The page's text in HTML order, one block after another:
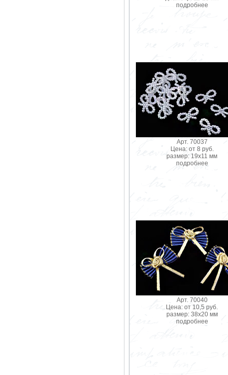
подробнее
Арт. 70037
Цена: от 8 руб.
размер: 19х11 мм
подробнее
Арт. 70040
Цена: от 10,5 руб.
размер: 38х20 мм
подробнее